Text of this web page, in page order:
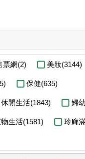
票網(2) 美妝(3144)
保健(635)
休閒生活(1843) 婦
生活(1581) 玲廊